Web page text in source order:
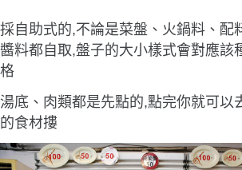
採自助式的,不論是菜盤、火鍋料、配
醬料都自取,盤子的大小樣式會對應該
格
湯底、肉類都是先點的,點完你就可以
的食材摟